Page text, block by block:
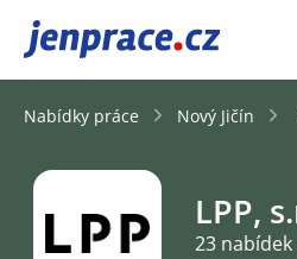
JenPráce.cz
Nabídky práce Nový Jičín
LPP,
23